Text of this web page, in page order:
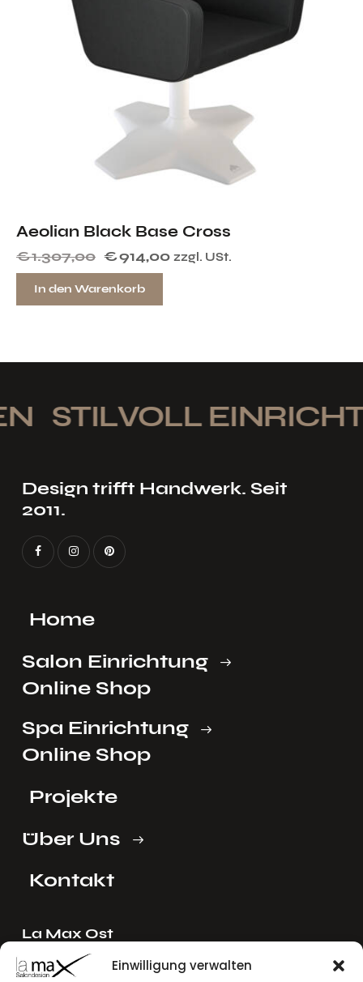
Einwilligung verwalten
Aeolian Black Base Cross
€1.307,00 €914,00 zzgl. USt.
In den Warenkorb
STILVOLL
Design trifft Handwerk. Seit
2011.
Home
Salon Einrichtung
Online Shop
Spa Einrichtung
Online Shop
Projekte
Über Uns
Kontakt
La Max Ost
Ing. Reinhard Mayer e.U.